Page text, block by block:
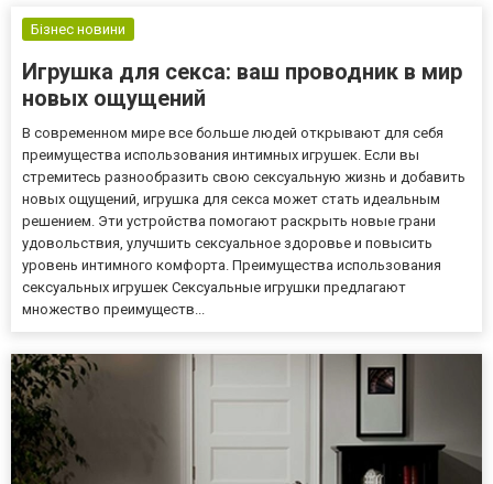
возможности для личност...
Бізнес новини
Игрушка для секса: ваш проводник в мир
новых ощущений
В современном мире все больше людей открывают для себя
преимущества использования интимных игрушек. Если вы
стремитесь разнообразить свою сексуальную жизнь и добавить
новых ощущений, игрушка для секса может стать идеальным
решением. Эти устройства помогают раскрыть новые грани
удовольствия, улучшить сексуальное здоровье и повысить
уровень интимного комфорта. Преимущества использования
сексуальных игрушек Сексуальные игрушки предлагают
множество преимуществ...